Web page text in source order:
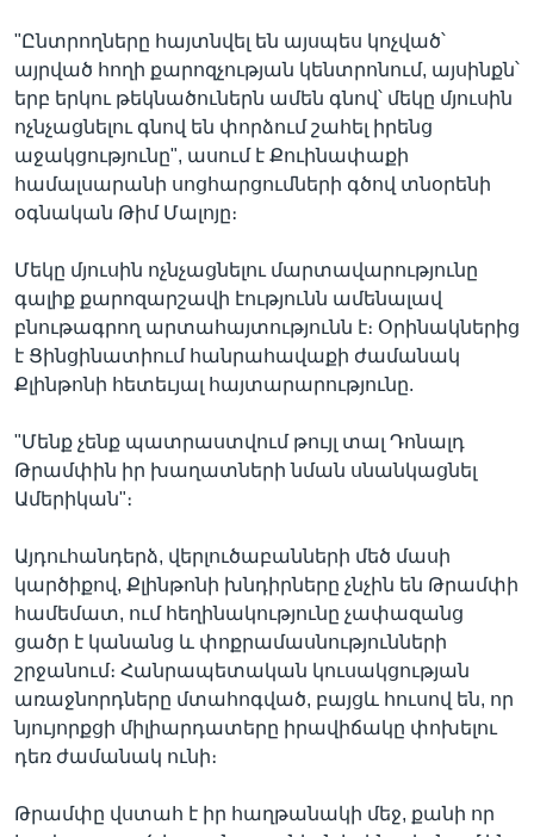
"Ընտրողները հայտնվել են այսպես կոչված՝
այրված հողի քարոզչության կենտրոնում, այսինքն՝
երբ երկու թեկնածուներն ամեն գնով՝ մեկը մյուսին
ոչնչացնելու գնով են փորձում շահել իրենց
աջակցությունը", ասում է Քուինափաքի
համալսարանի սոցհարցումների գծով տնօրենի
օգնական Թիմ Մալոյը։
Մեկը մյուսին ոչնչացնելու մարտավարությունը
գալիք քարոզարշավի էությունն ամենալավ
բնութագրող արտահայտությունն է։ Օրինակներից
է Ցինցինատիում հանրահավաքի ժամանակ
Քլինթոնի հետեւյալ հայտարարությունը.
"Մենք չենք պատրաստվում թույլ տալ Դոնալդ
Թրամփին իր խաղատների նման սնանկացնել
Ամերիկան"։
Այդուհանդերձ, վերլուծաբանների մեծ մասի
կարծիքով, Քլինթոնի խնդիրները չնչին են Թրամփի
համեմատ, ում հեղինակությունը չափազանց
ցածր է կանանց և փոքրամասնությունների
շրջանում։ Հանրապետական կուսակցության
առաջնորդները մտահոգված, բայցև հուսով են, որ
նյույորքցի միլիարդատերը իրավիճակը փոխելու
դեռ ժամանակ ունի։
Թրամփը վստահ է իր հաղթանակի մեջ, քանի որ